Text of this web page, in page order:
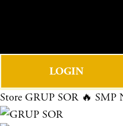
e
e
n
u
LOGIN
Store GRUP SOR 🔥 SMP